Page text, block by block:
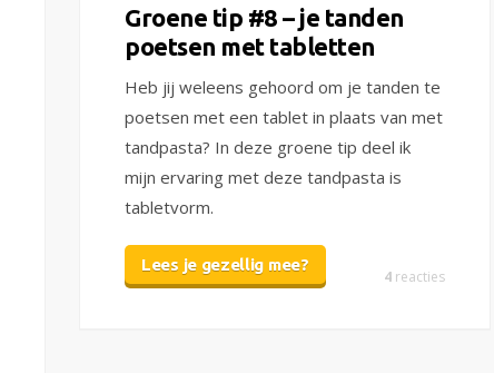
Groene tip #8 – je tanden
poetsen met tabletten
Heb jij weleens gehoord om je tanden te
poetsen met een tablet in plaats van met
tandpasta? In deze groene tip deel ik
mijn ervaring met deze tandpasta is
tabletvorm.
Lees je gezellig mee?
4 reacties